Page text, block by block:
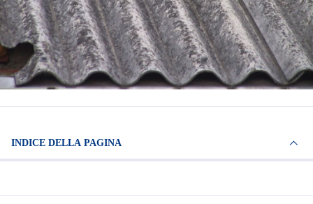
INDICE DELLA PAGINA